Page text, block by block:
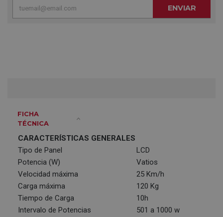
ENVIAR
FICHA
TÉCNICA
CARACTERÍSTICAS GENERALES
Tipo de Panel
LCD
Potencia (W)
Vatios
Velocidad máxima
25 Km/h
Carga máxima
120 Kg
Tiempo de Carga
10h
Intervalo de Potencias
501 a 1000 w